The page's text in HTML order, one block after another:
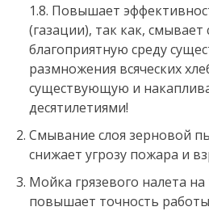
1.8. Повышает
(газации), так как, смывает
благоприятную среду
размножения всяческих
существующую и
десятилетиями!
Смывание слоя зерновой
снижает угрозу пожара и
Мойка грязевого налета
повышает точность